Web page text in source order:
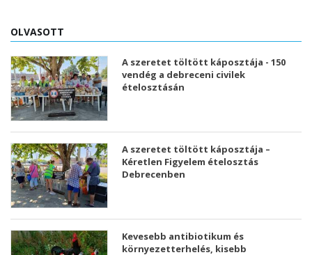
OLVASOTT
A szeretet töltött káposztája - 150
vendég a debreceni civilek
ételosztásán
A szeretet töltött káposztája –
Kéretlen Figyelem ételosztás
Debrecenben
Kevesebb antibiotikum és
környezetterhelés, kisebb